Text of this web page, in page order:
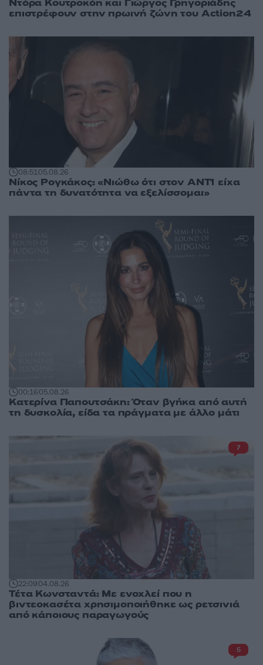
Ντόρα Κουτροκόη και Γιώργος Γρηγοριάδης
επιστρέφουν στην πρωινή ζώνη του Action24
08:5105.08.26
Νίκος Ρογκάκος: «Νιώθω ότι στον ΑΝΤ1 είχα
πάντα τη δυνατότητα να εξελίσσομαι»
00:1605.08.26
Κατερίνα Παπουτσάκη: Όταν βγήκα από αυτή
τη δυσκολία, είδα τα πράγματα με άλλο μάτι
22:0904.08.26
Τέτα Κωνσταντά: Με ενοχλεί που η
βιντεοκασέτα χρησιμοποιήθηκε ως ρετσινιά
από κάποιους παραγωγούς
7
5